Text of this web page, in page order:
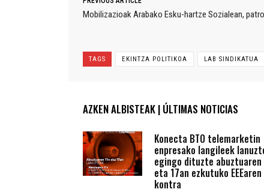
Mobilizazioak Arabako Esku-hartze Sozialean,
TAGS EKINTZA POLITIKOA LAB SINDIKATUA
AZKEN ALBISTEAK | ÚLTIMAS NOTICIAS
Konecta BTO telemarketin
enpresako langileek
egingo dituzte abuztuaren
eta 17an ezkutuko EEEaren
kontra